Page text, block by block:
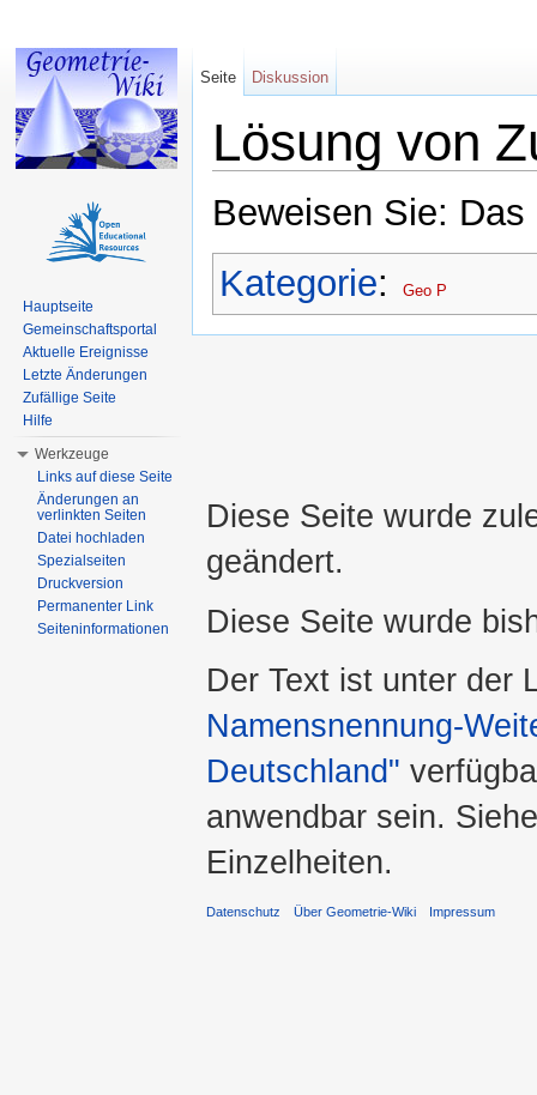
Lösung von
Beweisen Sie:
Kategorie: Geo P
Seite Diskussion
Hauptseite
Gemeinschaftsportal
Aktuelle Ereignisse
Letzte Änderungen
Zufällige Seite
Hilfe
Werkzeuge
Links auf diese Seite
Änderungen an
verlinkten Seiten
Datei hochladen
Spezialseiten
Druckversion
Permanenter Link
Seiteninformationen
Diese Seite wurde
geändert.
Diese Seite wurde
Der Text ist unter der
Namensnennung-
Deutschland"
anwendbar sein.
Einzelheiten.
Datenschutz Über Geometrie-Wiki Impressum